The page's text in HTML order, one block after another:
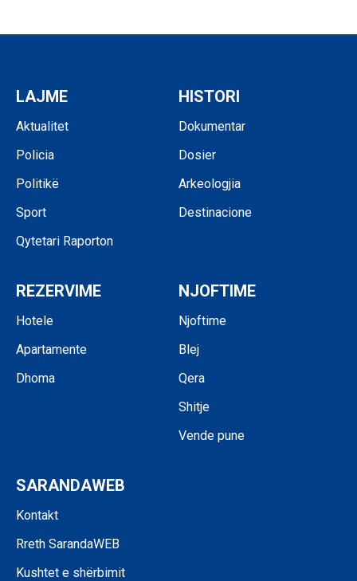
LAJME
Aktualitet
Policia
Politikë
Sport
Qytetari Raporton
HISTORI
Dokumentar
Dosier
Arkeologjia
Destinacione
REZERVIME
Hotele
Apartamente
Dhoma
NJOFTIME
Njoftime
Blej
Qera
Shitje
Vende pune
SARANDAWEB
Kontakt
Rreth SarandaWEB
Kushtet e shërbimit